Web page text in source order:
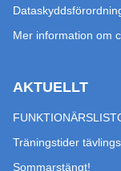
Mer information om
AKTUELLT
Träningstider
Sommarstängt!